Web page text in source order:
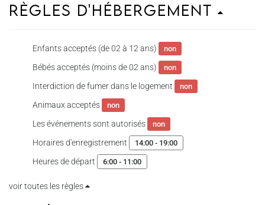
Règles d'hébergement
Enfants acceptés (de 02 à 12 ans) non
Bébés acceptés (moins de 02 ans) non
Interdiction de fumer dans le logement non
Animaux acceptés non
Les événements sont autorisés non
Horaires d'enregistrement 14:00 - 19:00
Heures de départ 6:00 - 11:00
voir toutes les règles